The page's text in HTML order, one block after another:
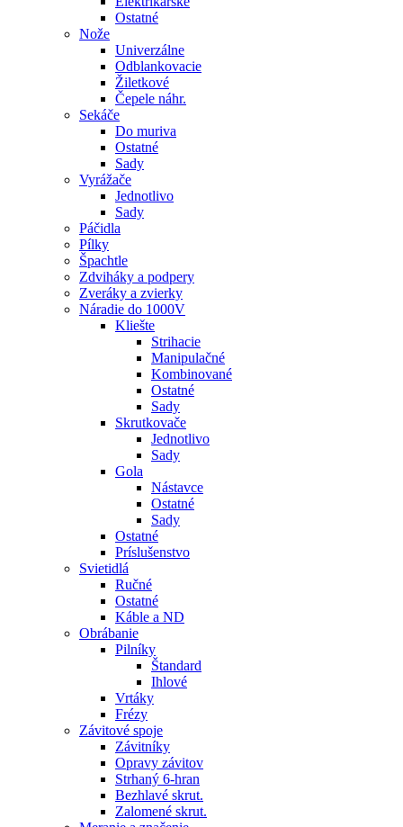
Ostatné
Nože
Univerzálne
Odblankovacie
Žiletkové
Čepele náhr.
Sekáče
Do muriva
Ostatné
Sady
Vyrážače
Jednotlivo
Sady
Páčidla
Pílky
Špachtle
Zdviháky a podpery
Zveráky a zvierky
Náradie do 1000V
Kliešte
Strihacie
Manipulačné
Kombinované
Ostatné
Sady
Skrutkovače
Jednotlivo
Sady
Gola
Nástavce
Ostatné
Sady
Ostatné
Príslušenstvo
Svietidlá
Ručné
Ostatné
Káble a ND
Obrábanie
Pilníky
Štandard
Ihlové
Vrtáky
Frézy
Závitové spoje
Závitníky
Opravy závitov
Strhaný 6-hran
Bezhlavé skrut.
Zalomené skrut.